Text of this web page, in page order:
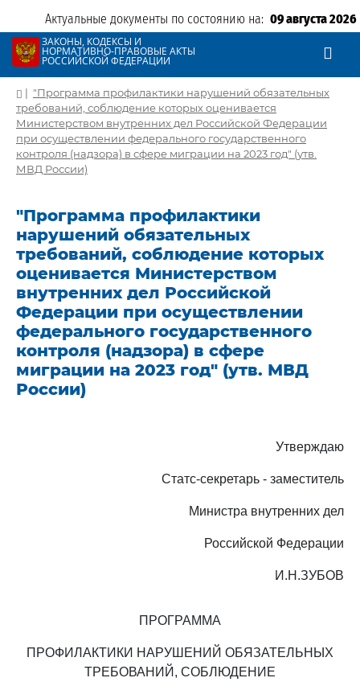
Актуальные документы по состоянию на: 09 августа 2026
ЗАКОНЫ, КОДЕКСЫ И
НОРМАТИВНО-ПРАВОВЫЕ АКТЫ
РОССИЙСКОЙ ФЕДЕРАЦИИ
| "Программа профилактики нарушений обязательных
требований, соблюдение которых оценивается
Министерством внутренних дел Российской Федерации
при осуществлении федерального государственного
контроля (надзора) в сфере миграции на 2023 год" (утв.
МВД России)
"Программа профилактики
нарушений обязательных
требований, соблюдение которых
оценивается Министерством
внутренних дел Российской
Федерации при осуществлении
федерального государственного
контроля (надзора) в сфере
миграции на 2023 год" (утв. МВД
России)
Утверждаю
Статс-секретарь - заместитель
Министра внутренних дел
Российской Федерации
И.Н.ЗУБОВ
ПРОГРАММА
ПРОФИЛАКТИКИ НАРУШЕНИЙ ОБЯЗАТЕЛЬНЫХ
ТРЕБОВАНИЙ, СОБЛЮДЕНИЕ